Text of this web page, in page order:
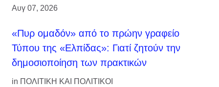
Αυγ 07, 2026
«Πυρ ομαδόν» από το πρώην γραφείο
Τύπου της «Ελπίδας»: Γιατί ζητούν την
δημοσιοποίηση των πρακτικών
in ΠΟΛΙΤΙΚΗ ΚΑΙ ΠΟΛΙΤΙΚΟΙ